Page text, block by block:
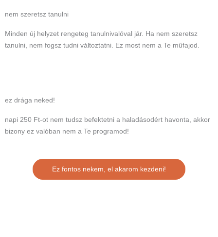
nem szeretsz tanulni
Minden új helyzet rengeteg tanulnivalóval jár. Ha nem szeretsz
tanulni, nem fogsz tudni változtatni. Ez most nem a Te műfajod.
ez drága neked!
napi 250 Ft-ot nem tudsz befektetni a haladásodért havonta, akkor
bizony ez valóban nem a Te programod!
Ez fontos nekem, el akarom kezdeni!